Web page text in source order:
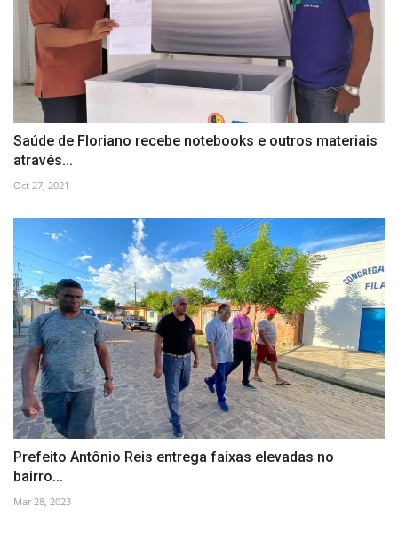
Saúde de Floriano recebe notebooks e outros materiais
através...
Oct 27, 2021
Prefeito Antônio Reis entrega faixas elevadas no
bairro...
Mar 28, 2023